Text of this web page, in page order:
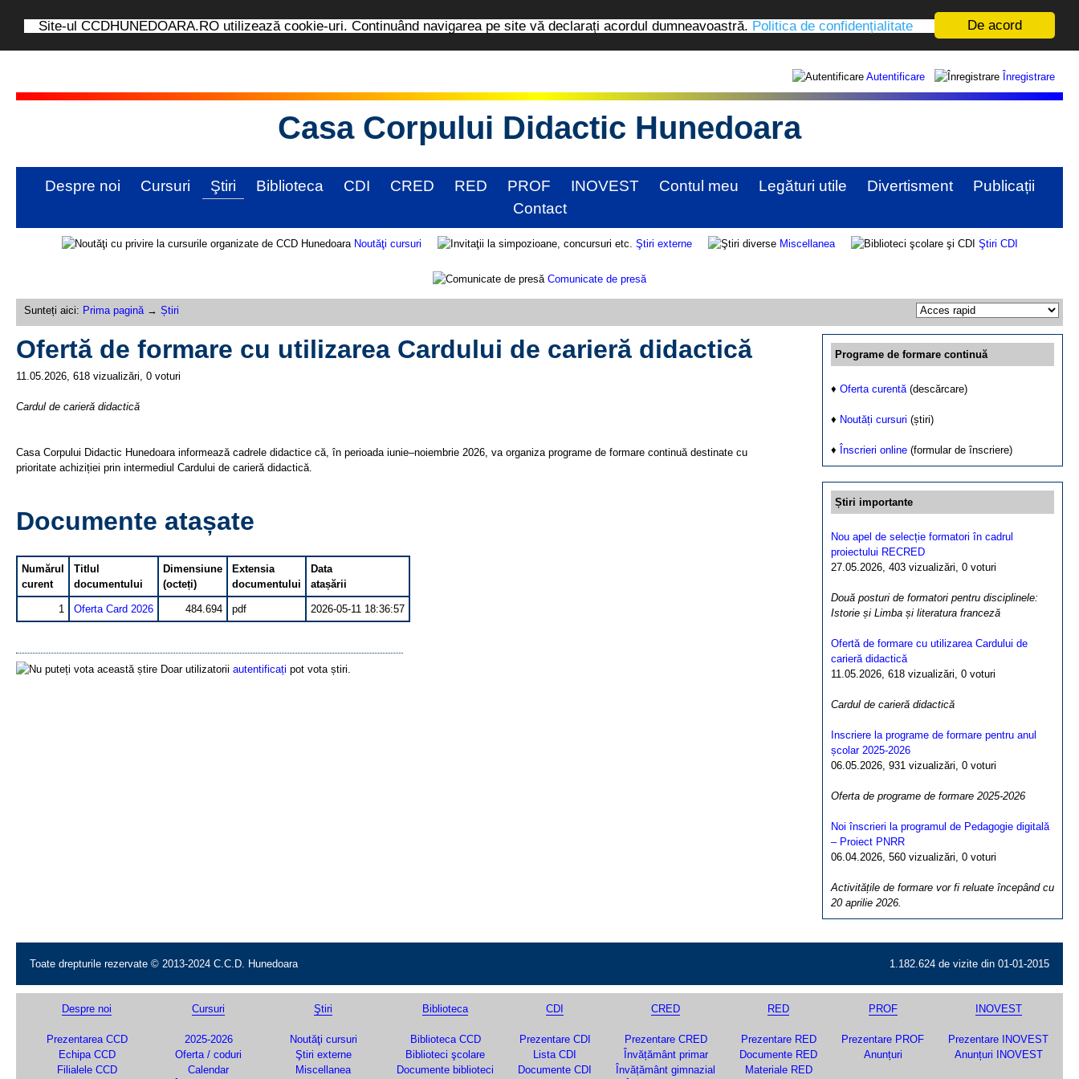
De acord
Site-ul CCDHUNEDOARA.RO utilizează cookie-uri. Continuând navigarea pe site vă declarați acordul dumneavoastră. Politica de confidențialitate
Autentificare Înregistrare
Casa Corpului Didactic Hunedoara
Despre noi Cursuri Ştiri Biblioteca CDI CRED RED PROF INOVEST Contul meu Legături utile Divertisment
Publicații
Contact
Noutăţi cursuri Ştiri externe Miscellanea Ştiri CDI
Comunicate de presă
Sunteți aici: Prima pagină→ Știri
Programe de formare continuă
♦ Oferta curentă(descărcare)
♦ Noutăți cursuri (știri)
♦ Înscrieri online (formular de înscriere)
Știri importante
Nou apel de selecție formatori în cadrul
proiectului RECRED
27.05.2026, 403 vizualizări, 0 voturi
Două posturi de formatori pentru disciplinele:
Istorie și Limba și literatura franceză
Ofertă de formare cu utilizarea Cardului de
carieră didactică
11.05.2026, 618 vizualizări, 0 voturi
Cardul de carieră didactică
Inscriere la programe de formare pentru anul
școlar 2025-2026
06.05.2026, 931 vizualizări, 0 voturi
Oferta de programe de formare 2025-2026
Noi înscrieri la programul de Pedagogie digitală
– Proiect PNRR
06.04.2026, 560 vizualizări, 0 voturi
Activitățile de formare vor fi reluate începând cu
20 aprilie 2026.
Ofertă de formare cu utilizarea Cardului de carieră didactică
11.05.2026, 618 vizualizări, 0 voturi
Cardul de carieră didactică
Casa Corpului Didactic Hunedoara informează cadrele didactice că, în perioada iunie–noiembrie 2026, va organiza programe de formare continuă destinate cu
prioritate achiziției prin intermediul Cardului de carieră didactică.
Documente atașate
Numărul
curent
Titlul
documentului
Dimensiune
(octeți)
Extensia
documentului
Data
atașării
1 Oferta Card 2026 484.694 pdf 2026-05-11 18:36:57
Doar utilizatorii autentificați pot vota știri.
Toate drepturile rezervate © 2013-2024 C.C.D. Hunedoara 1.182.624 de vizite din 01-01-2015
Despre noi
Prezentarea CCD
Echipa CCD
Filialele CCD
Cursuri
2025-2026
Oferta / coduri
Calendar
Ştiri
Noutăţi cursuri
Ştiri externe
Miscellanea
Biblioteca
Biblioteca CCD
Biblioteci şcolare
Documente biblioteci
CDI
Prezentare CDI
Lista CDI
Documente CDI
CRED
Prezentare CRED
Învățământ primar
Învățământ gimnazial
RED
Prezentare RED
Documente RED
Materiale RED
PROF
Prezentare PROF
Anunțuri
INOVEST
Prezentare INOVEST
Anunțuri INOVEST